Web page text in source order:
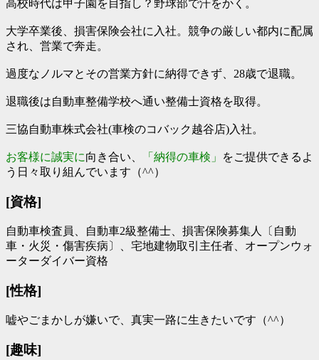
高校時代は甲子園を目指し？野球部で汗をかく。
大学卒業後、損害保険会社に入社。 競争の厳しい都内に配属
され、営業で奔走。
過度なノルマとその営業方針に納得できず、28歳で退職。
退職後は自動車整備学校へ通い整備士資格を取得。
三協自動車株式会社(車検のコバック越谷店)入社。
お客様に誠実に向き合い、 「納得の車検」
をご提供できるよ
う日々取り組んでいます（^^）
[資格]
自動車検査員、自動車2級整備士、損害保険募集人〔自動
車・火災・傷害疾病〕、宅地建物取引主任者、オープンウォ
ーターダイバー資格
[性格]
嘘やごまかしが嫌いで、真実一路に生きたいです（^^）
[趣味]